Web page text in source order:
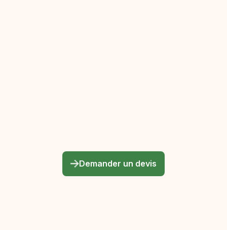
gestion optimale des eaux de pluie pour
prévenir les infiltrations.
Demander un devis